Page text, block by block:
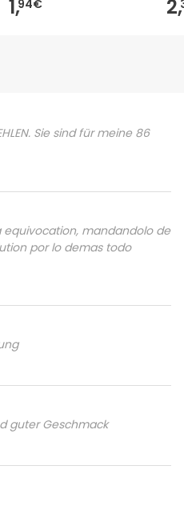
1,94€ 2,
Sie sind für meine 86
equivocation, mandandolo de
por lo demas todo
guter Geschmack